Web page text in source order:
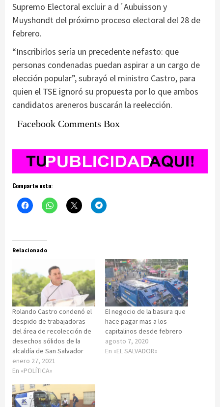
Supremo Electoral excluir a d´Aubuisson y
Muyshondt del próximo proceso electoral del 28 de
febrero.
“Inscribirlos sería un precedente nefasto: que
personas condenadas puedan aspirar a un cargo de
elección popular”, subrayó el ministro Castro, para
quien el TSE ignoró su propuesta por lo que ambos
candidatos areneros buscarán la reelección.
Facebook Comments Box
Comparte esto:
Relacionado
Rolando Castro condenó el
despido de trabajadoras
del área de recolección de
desechos sólidos de la
alcaldía de San Salvador
enero 27, 2021
En «POLÍTICA»
El negocio de la basura que
hace pagar mas a los
capitalinos desde febrero
agosto 7, 2020
En «EL SALVADOR»